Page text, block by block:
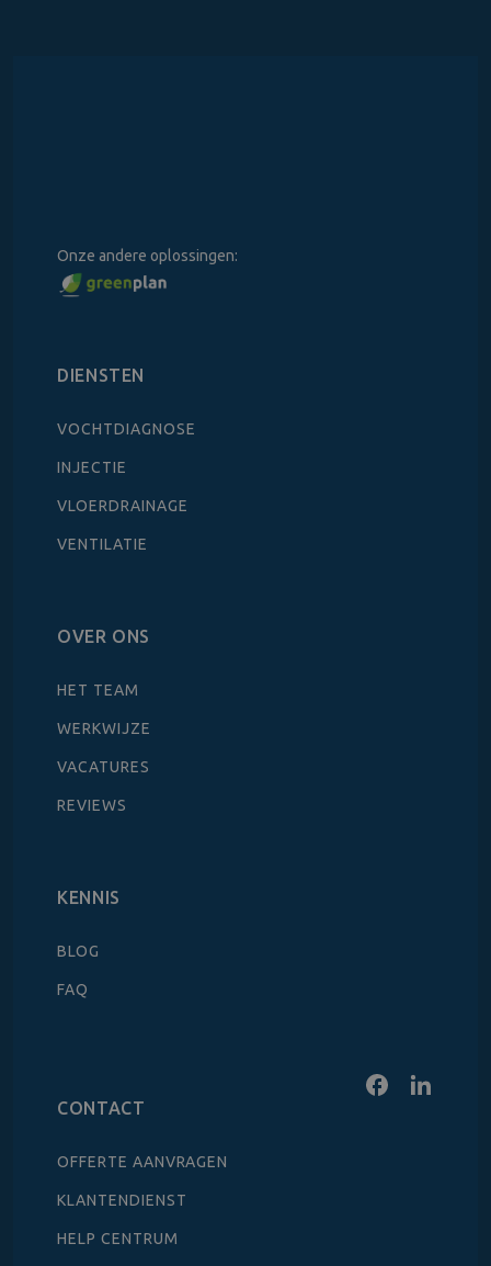
Onze andere oplossingen:
DIENSTEN
VOCHTDIAGNOSE
INJECTIE
VLOERDRAINAGE
VENTILATIE
OVER ONS
HET TEAM
WERKWIJZE
VACATURES
REVIEWS
KENNIS
BLOG
FAQ
CONTACT
OFFERTE AANVRAGEN
KLANTENDIENST
HELP CENTRUM